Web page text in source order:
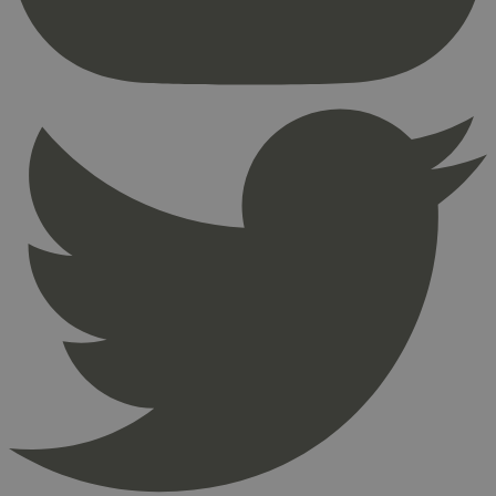
Navn
Domene
Utløpsdato
Hotjar Ltd
minutter
sekunder
minutter
sekunder
pageviewCount
.svanemerket.no
nelapi-product-archive-filters
svanemerket.no
nelapi-last-visited-category